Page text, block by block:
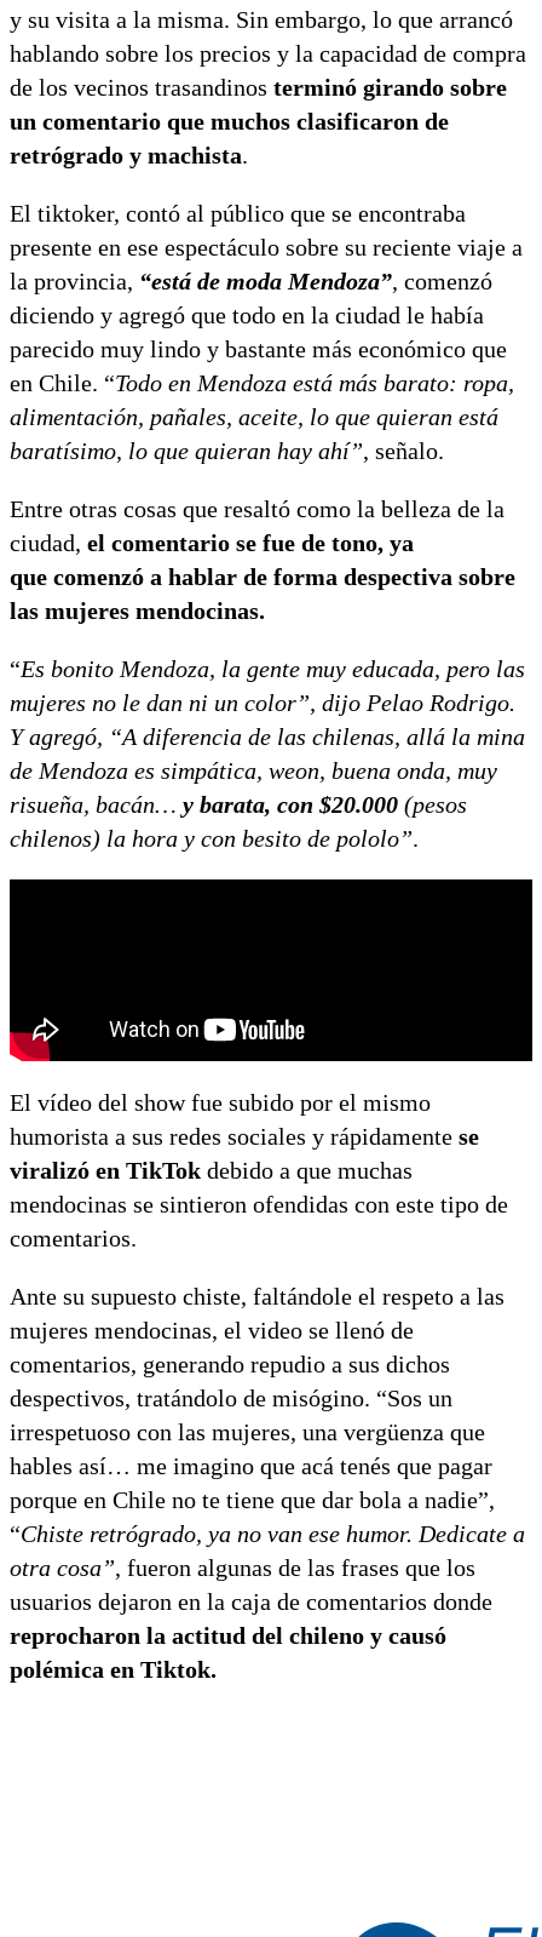
y su visita a la misma. Sin embargo, lo que arrancó
hablando sobre los precios y la capacidad de compra
de los vecinos trasandinos terminó girando sobre
un comentario que muchos clasificaron de
retrógrado y machista.
El tiktoker, contó al público que se encontraba
presente en ese espectáculo sobre su reciente viaje a
la provincia, “está de moda Mendoza”, comenzó
diciendo y agregó que todo en la ciudad le había
parecido muy lindo y bastante más económico que
en Chile. “Todo en Mendoza está más barato: ropa,
alimentación, pañales, aceite, lo que quieran está
baratísimo, lo que quieran hay ahí”, señalo.
Entre otras cosas que resaltó como la belleza de la
ciudad, el comentario se fue de tono, ya
que comenzó a hablar de forma despectiva sobre
las mujeres mendocinas.
“Es bonito Mendoza, la gente muy educada, pero las
mujeres no le dan ni un color”, dijo Pelao Rodrigo.
Y agregó, “A diferencia de las chilenas, allá la mina
de Mendoza es simpática, weon, buena onda, muy
risueña, bacán… y barata, con $20.000 (pesos
chilenos) la hora y con besito de pololo”.
El vídeo del show fue subido por el mismo
humorista a sus redes sociales y rápidamente se
viralizó en TikTok debido a que muchas
mendocinas se sintieron ofendidas con este tipo de
comentarios.
Ante su supuesto chiste, faltándole el respeto a las
mujeres mendocinas, el video se llenó de
comentarios, generando repudio a sus dichos
despectivos, tratándolo de misógino. “Sos un
irrespetuoso con las mujeres, una vergüenza que
hables así… me imagino que acá tenés que pagar
porque en Chile no te tiene que dar bola a nadie”,
“Chiste retrógrado, ya no van ese humor. Dedicate a
otra cosa”, fueron algunas de las frases que los
usuarios dejaron en la caja de comentarios donde
reprocharon la actitud del chileno y causó
polémica en Tiktok.